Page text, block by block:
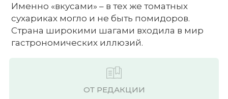
Именно «вкусами» – в тех же томатных
сухариках могло и не быть помидоров.
Страна широкими шагами входила в мир
гастрономических иллюзий.
ОТ РЕДАКЦИИ